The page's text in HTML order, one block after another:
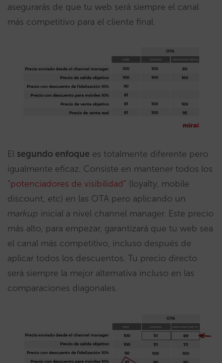
asegurarás de que tu web será siempre el canal
más competitivo para el cliente final.
El segundo enfoque es totalmente diferente pero
igualmente eficaz. Consiste en mantener todos los
“potenciadores de visibilidad” (loyalty, mobile
discount, etc) en las OTA pero aplicando un
markup inicial a nivel channel manager. Este precio
más alto, para empezar, garantizará que tu web sea
el canal más competitivo, incluso después de
aplicar todos los descuentos. Tu precio directo
será siempre la mejor alternativa incluso en las
comparaciones diagonales.